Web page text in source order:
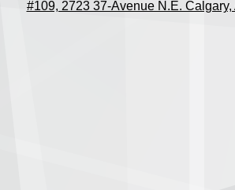
#109, 2723 37-Avenue N.E.